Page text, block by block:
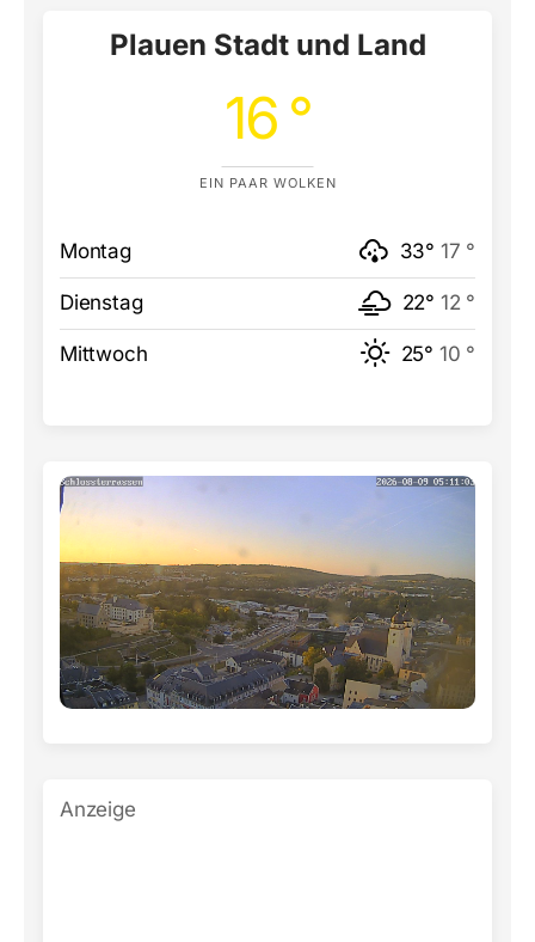
Plauen Stadt und Land
16 °
EIN PAAR WOLKEN
Montag 33° 17 °
Dienstag 22° 12 °
Mittwoch 25° 10 °
Anzeige